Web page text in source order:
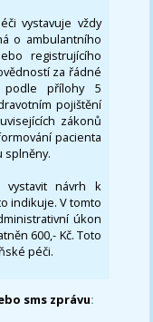
vystavuje vždy
o ambulantního
registrujícího
za řádné
podle přílohy 5
pojištění
zákonů
pacienta
splněny.
návrh k
indikuje. V tomto
úkon
600,- Kč. Toto
péči.
sms zprávu: